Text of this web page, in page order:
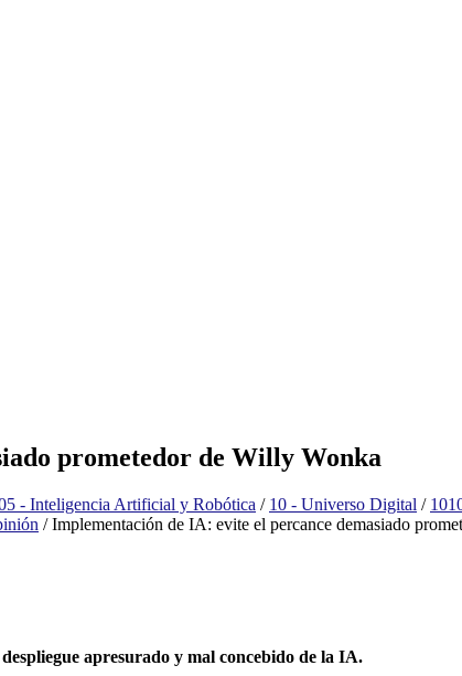
prometedor de Willy Wonka
- Inteligencia Artificial y Robótica / 10 - Universo Digital /
/Implementación de IA: evite el percance demasiado
apresurado y mal concebido de la IA.